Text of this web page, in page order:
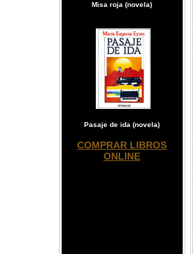
Misa roja (novela)
Pasaje de ida (novela)
COMPRAR LIBROS
ONLINE